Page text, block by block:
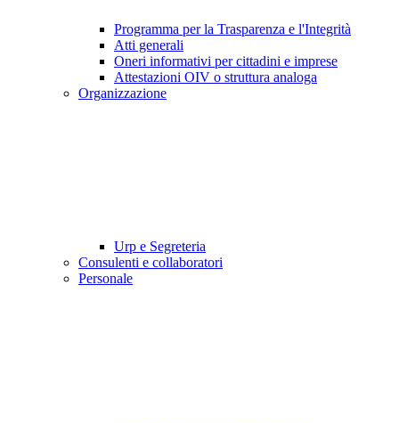
Programma per la Trasparenza e l'Integrità
Atti generali
Oneri informativi per cittadini e imprese
Attestazioni OIV o struttura analoga
Organizzazione
Urp e Segreteria
Consulenti e collaboratori
Personale